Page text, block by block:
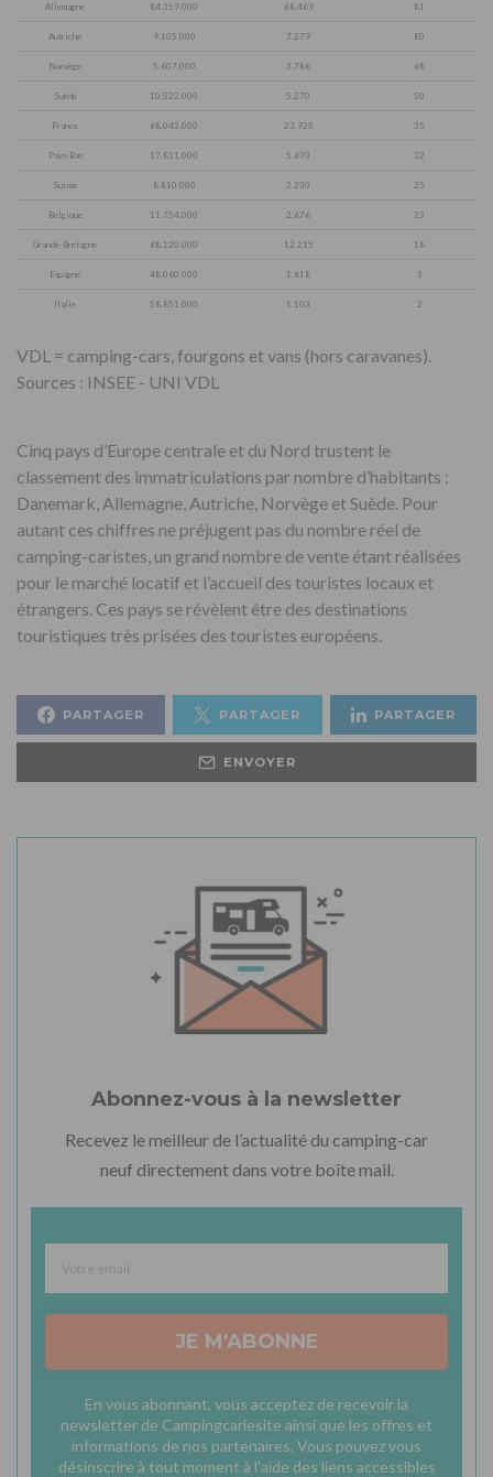
Allemagne 84.359.000 68.469 81
Autriche 9.105.000 7.279 80
Norvège 5.607.000 3.786 68
Suède 10.522.000 5.270 50
France 68.043.000 23.925 35
Pays-Bas 17.811.000 5.693 32
Suisse 8.810.000 2.230 25
Belgique 11.754.000 2.676 23
Grande-Bretagne 68.120.000 12.215 18
Espagne 48.060.000 1.618 3
Italie 58.851.000 1.103 2
VDL = camping-cars, fourgons et vans (hors caravanes).
Sources : INSEE - UNI VDL
Cinq pays d’Europe centrale et du Nord trustent le
classement des immatriculations par nombre d’habitants :
Danemark, Allemagne, Autriche, Norvège et Suède. Pour
autant ces chiffres ne préjugent pas du nombre réel de
camping-caristes, un grand nombre de vente étant réalisées
pour le marché locatif et l’accueil des touristes locaux et
étrangers. Ces pays se révèlent être des destinations
touristiques très prisées des touristes européens.
PARTAGER PARTAGER PARTAGER
ENVOYER
Abonnez-vous à la newsletter
Recevez le meilleur de l’actualité du camping-car
neuf directement dans votre boîte mail.
JE M'ABONNE
En vous abonnant, vous acceptez de recevoir la
newsletter de Campingcarlesite ainsi que les offres et
informations de nos partenaires. Vous pouvez vous
désinscrire à tout moment à l'aide des liens accessibles